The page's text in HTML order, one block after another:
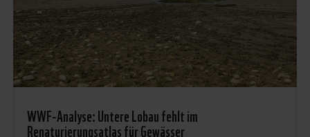
WWF-Analyse: Untere Lobau fehlt im
Renaturierungsatlas für Gewässer